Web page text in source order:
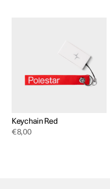
Keychain Red
€8,00